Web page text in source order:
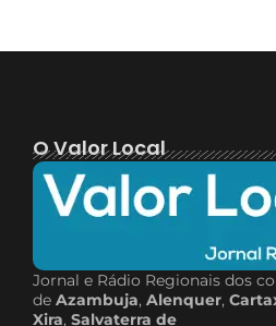
O Valor Local
Jornal e Rádio Regionais dos
de Azambuja, Alenquer,
Xira, Salvaterra de